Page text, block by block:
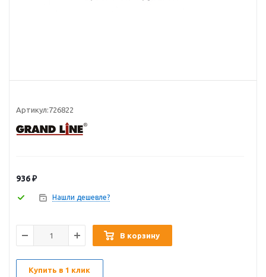
Артикул:726822
936₽
Нашли дешевле?
В корзину
Купить в 1 клик